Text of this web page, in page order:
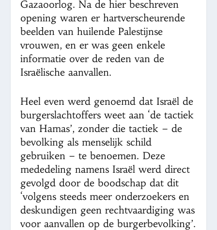
Gazaoorlog. Na de hier beschreven
opening waren er hartverscheurende
beelden van huilende Palestijnse
vrouwen, en er was geen enkele
informatie over de reden van de
Israëlische aanvallen.
Heel even werd genoemd dat Israël de
burgerslachtoffers weet aan ‘de tactiek
van Hamas’, zonder die tactiek – de
bevolking als menselijk schild
gebruiken – te benoemen. Deze
mededeling namens Israël werd direct
gevolgd door de boodschap dat dit
‘volgens steeds meer onderzoekers en
deskundigen geen rechtvaardiging was
voor aanvallen op de burgerbevolking’.